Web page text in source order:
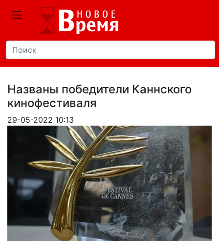
Названы победители Каннского
кинофестиваля
29-05-2022 10:13